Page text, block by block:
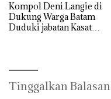
Kompol Deni Langie di
Dukung Warga Batam
Duduki jabatan Kasat
Tinggalkan Balasan